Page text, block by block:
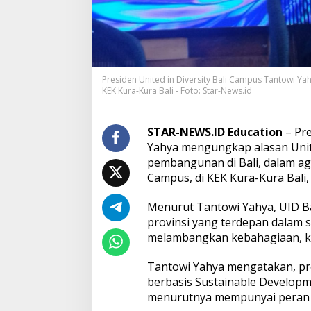
i
S
u
i
T
a
u
d
a
n
S
D
s
y
n
D
i
s
a
Presiden United in Diversity Bali Campus Tantowi
KEK Kura-Kura Bali - Foto: Star-News.id
STAR-NEWS.ID Education –
Yahya mengungkap alasan
pembangunan di Bali, dalam
Campus, di KEK Kura-Kura
Menurut Tantowi Yahya, UID
provinsi yang terdepan dalam
melambangkan kebahagiaan,
Tantowi Yahya mengatakan,
berbasis Sustainable
menurutnya mempunyai